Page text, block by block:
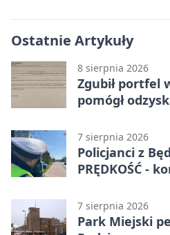
Ostatnie Artykuły
8 sierpnia 2026
Zgubił portfel
pomógł
7 sierpnia 2026
Policjanci z
PRĘDKOŚĆ -
7 sierpnia 2026
Park Miejski